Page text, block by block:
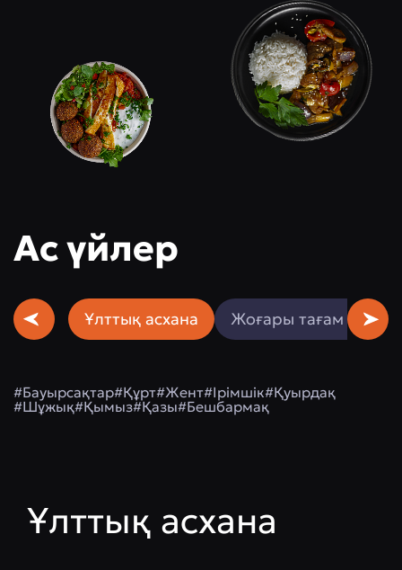
Ас үйлер
Ұлттық асхана Жоғары тағам өнері
#Бауырсақтар#Құрт#Жент#Ірімшік#Қуырдақ
#Шұжық#Қымыз#Қазы#Бешбармақ
Ұлттық асхана